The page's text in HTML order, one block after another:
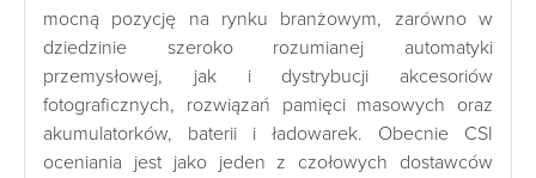
mocną pozycję na rynku branżowym, zarówno w
dziedzinie szeroko rozumianej automatyki
przemysłowej, jak i dystrybucji akcesoriów
fotograficznych, rozwiązań pamięci masowych oraz
akumulatorków, baterii i ładowarek. Obecnie CSI
oceniania jest jako jeden z czołowych dostawców